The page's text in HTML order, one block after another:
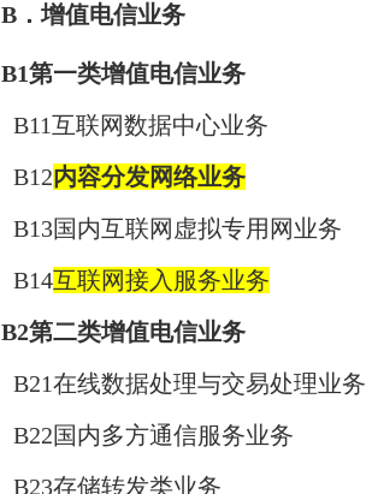
B ．增值电信业务
B1第一类增值电信业务
B11互联网数据中心业务
B12内容分发网络业务
B13国内互联网虚拟专用网业务
B14互联网接入服务业务
B2第二类增值电信业务
B21在线数据处理与交易处理业务
B22国内多方通信服务业务
B23存储转发类业务